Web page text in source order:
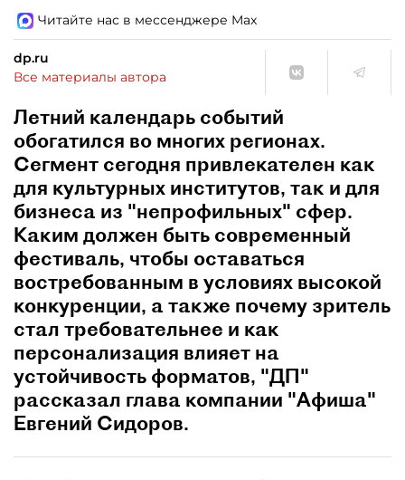
Читайте нас в мессенджере Max
dp.ru
Все материалы автора
Летний календарь событий
обогатился во многих регионах.
Сегмент сегодня привлекателен как
для культурных институтов, так и для
бизнеса из "непрофильных" сфер.
Каким должен быть современный
фестиваль, чтобы оставаться
востребованным в условиях высокой
конкуренции, а также почему зритель
стал требовательнее и как
персонализация влияет на
устойчивость форматов, "ДП"
рассказал глава компании "Афиша"
Евгений Сидоров.